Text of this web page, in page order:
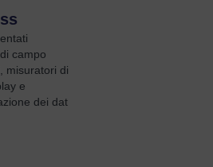
campo
misuratori di
e
dei dat